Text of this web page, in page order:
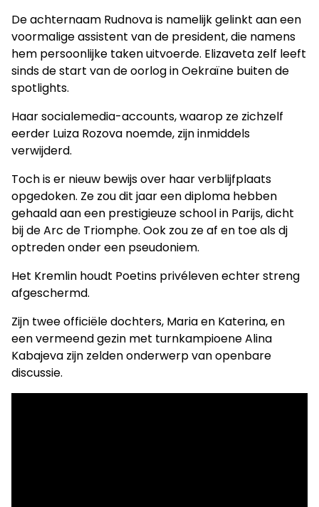
De achternaam Rudnova is namelijk gelinkt aan een
voormalige assistent van de president, die namens
hem persoonlijke taken uitvoerde. Elizaveta zelf leeft
sinds de start van de oorlog in Oekraïne buiten de
spotlights.
Haar socialemedia-accounts, waarop ze zichzelf
eerder Luiza Rozova noemde, zijn inmiddels
verwijderd.
Toch is er nieuw bewijs over haar verblijfplaats
opgedoken. Ze zou dit jaar een diploma hebben
gehaald aan een prestigieuze school in Parijs, dicht
bij de Arc de Triomphe. Ook zou ze af en toe als dj
optreden onder een pseudoniem.
Het Kremlin houdt Poetins privéleven echter streng
afgeschermd.
Zijn twee officiële dochters, Maria en Katerina, en
een vermeend gezin met turnkampioene Alina
Kabajeva zijn zelden onderwerp van openbare
discussie.